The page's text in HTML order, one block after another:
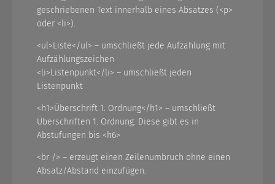
geschriebenen Text innerhalb eines Absatzes (<p>
oder <li>).
<ul>Liste</ul> – umschließt jede Aufzählung mit
Aufzählungszeichen
<li>Listenpunkt</li> – umschließt jeden
Listenpunkt
<h1>Überschrift 1. Ordnung</h1> – umschließt
Überschriften 1. Ordnung. Diese gibt es in
Abstufungen bis <h6>
<br /> – erzeugt einen Zeilenumbruch ohne einen
Absatz/Abstand einzufügen.